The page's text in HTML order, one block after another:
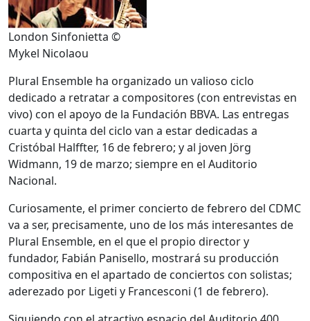
London Sinfonietta ©
Mykel Nicolaou
Plural Ensemble ha organizado un valioso ciclo
dedicado a retratar a compositores (con entrevistas en
vivo) con el apoyo de la Fundación BBVA. Las entregas
cuarta y quinta del ciclo van a estar dedicadas a
Cristóbal Halffter, 16 de febrero; y al joven Jörg
Widmann, 19 de marzo; siempre en el Auditorio
Nacional.
Curiosamente, el primer concierto de febrero del CDMC
va a ser, precisamente, uno de los más interesantes de
Plural Ensemble, en el que el propio director y
fundador, Fabián Panisello, mostrará su producción
compositiva en el apartado de conciertos con solistas;
aderezado por Ligeti y Francesconi (1 de febrero).